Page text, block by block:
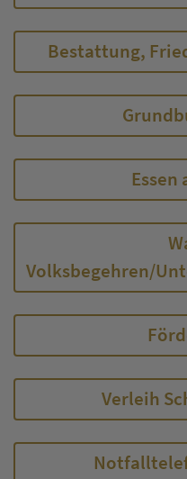
Bestattung,
Essen
Volksbegehren/
Verleih